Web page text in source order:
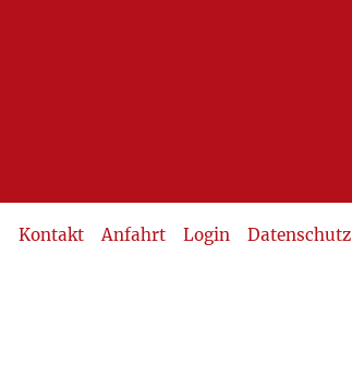
Kontakt Anfahrt Login Datenschutz